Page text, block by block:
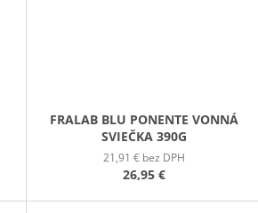
FRALAB BLU PONENTE VONNÁ
SVIEČKA 390G
21,91 € bez DPH
26,95 €